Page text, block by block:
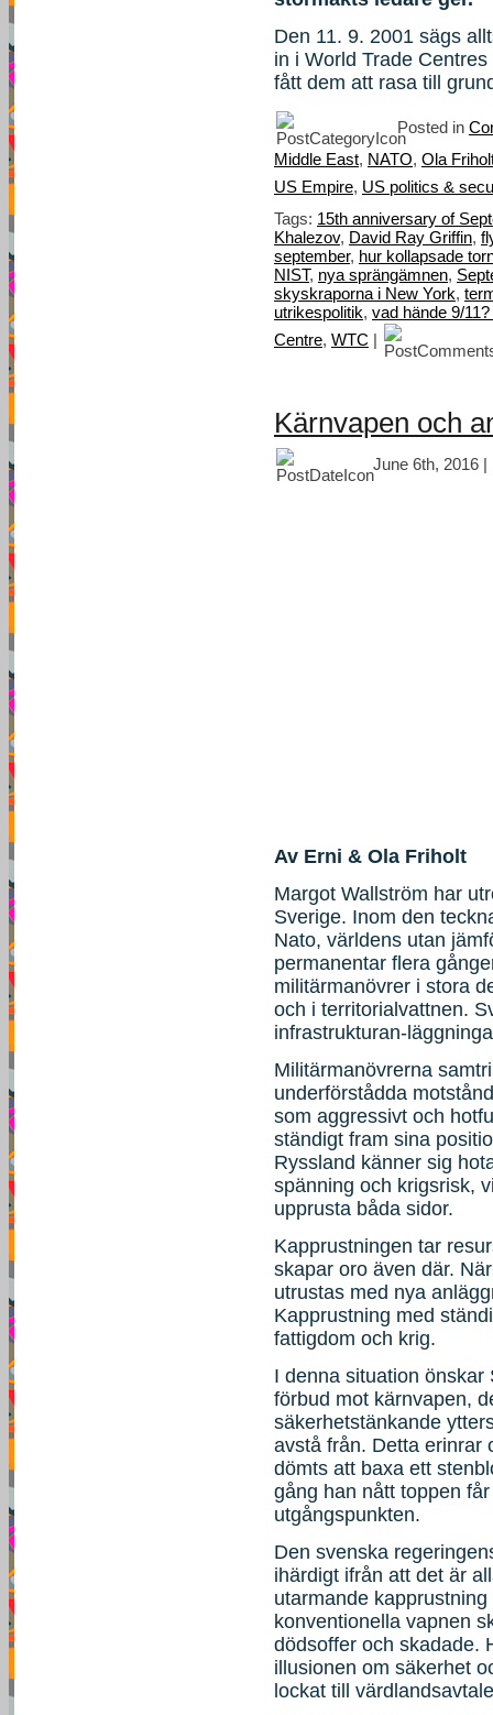
Den 11. 9. 2001 sägs
in i World Trade
fått dem att rasa till
Posted in
Middle East, NATO, Ola
US Empire, US politics &
Tags: 15th anniversary of
Khalezov, David Ray Griffin,
september, hur kollapsade
NIST, nya sprängämnen,
skyskraporna i New York,
utrikespolitik, vad hände 9/
Centre, WTC |
Kärnvapen och
June 6th, 2016 |
Av Erni & Ola Friholt
Margot Wallström har
Sverige. Inom den
Nato, världens utan
permanentar flera
militärmanövrer i stora
och i territorialvattnen.
infrastrukturan-
Militärmanövrerna
underförstådda
som aggressivt och
ständigt fram sina
Ryssland känner sig
spänning och krigsrisk,
upprusta båda sidor.
Kapprustningen tar
skapar oro även där.
utrustas med nya
Kapprustning med
fattigdom och krig.
I denna situation
förbud mot kärnvapen,
säkerhetstänkande
avstå från. Detta erinrar
dömts att baxa ett
gång han nått toppen
utgångspunkten.
Den svenska
ihärdigt ifrån att det är
utarmande
konventionella vapnen
dödsoffer och skadade.
illusionen om säkerhet
lockat till